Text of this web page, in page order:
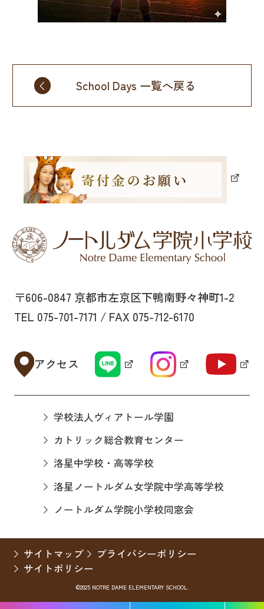
School Days 一覧へ戻る
〒606-0847 京都市左京区下鴨南野々神町1-2
TEL 075-701-7171 / FAX 075-712-6170
アクセス
学校法人ヴィアトール学園
カトリック総合教育センター
洛星中学校・高等学校
洛星ノートルダム女学院中学高等学校
ノートルダム学院小学校同窓会
サイトマップ
プライバシーポリシー
サイトポリシー
©2025 NOTRE DAME ELEMENTARY SCHOOL.